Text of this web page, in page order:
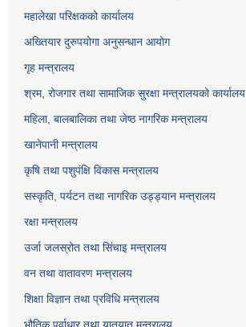
महालेखा परिक्षकको कार्यालय
अख्तियार दुरुपयोगा अनुसन्धान आयोग
गृह मन्त्रालय
श्रम, रोजगार तथा सामाजिक सुरक्षा मन्त्रालयको कार्यालय
महिला, बालबालिका तथा जेष्ठ नागरिक मन्त्रालय
खानेपानी मन्त्रालय
कृषि तथा पशुपंक्षि विकास मन्त्रालय
सस्कृति, पर्यटन तथा नागरिक उड्ड्यान मन्त्रालय
रक्षा मन्त्रालय
उर्जा जलस्रोत तथा सिंचाइ मन्‍त्रालय
वन तथा वातावरण मन्त्रालय
शिक्षा विज्ञान तथा प्रविधि मन्त्रालय
भौतिक पुर्वाधार तथा यातयात मन्त्रालय